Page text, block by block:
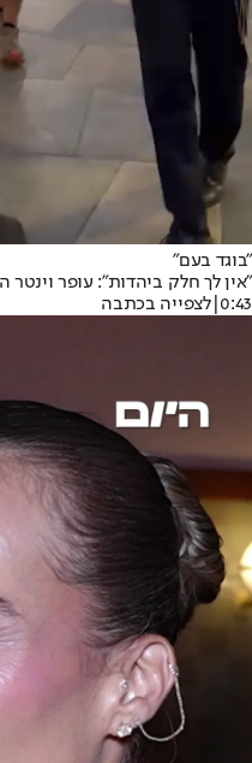
"בוגד בעם"
"אין לך חלק ביהדות": עופר
0:43
|לצפייה בכתבה